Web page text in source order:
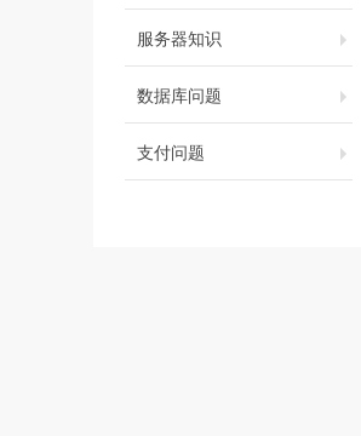
服务器知识
数据库问题
支付问题